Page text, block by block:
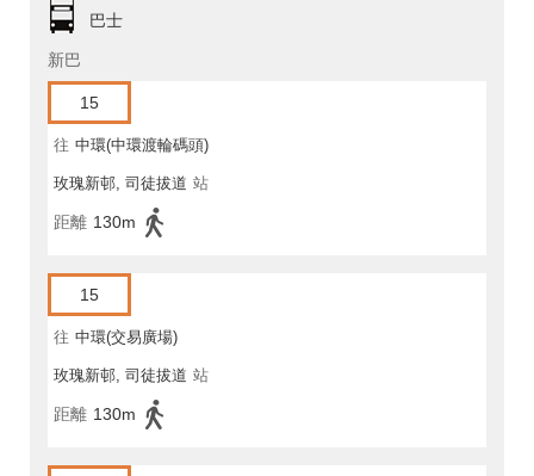
巴士
新巴
15
往 中環(中環渡輪碼頭)
玫瑰新邨, 司徒拔道 站
距離 130m
15
往 中環(交易廣場)
玫瑰新邨, 司徒拔道 站
距離 130m